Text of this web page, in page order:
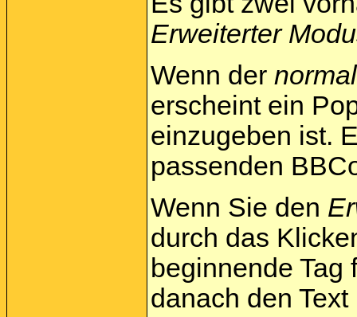
Erweiterter
Wenn der
erscheint ein
einzugeben ist.
passenden
Wenn Sie den
durch das
beginnende
danach den